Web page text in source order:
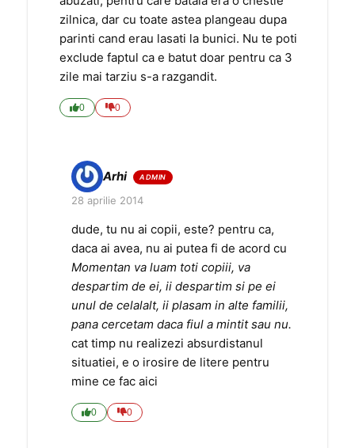
zilnica, dar cu toate astea plangeau dupa
parinti cand erau lasati la bunici. Nu te poti
exclude faptul ca e batut doar pentru ca 3
zile mai tarziu s-a razgandit.
0 0
Arhi
28 aprilie 2014
dude, tu nu ai copii, este? pentru ca,
daca ai avea, nu ai putea fi de acord cu
Momentan va luam toti copiii, va
despartim de ei, ii despartim si pe ei
unul de celalalt, ii plasam in alte familii,
pana cercetam daca fiul a mintit sau nu.
cat timp nu realizezi absurdistanul
situatiei, e o irosire de litere pentru
mine ce fac aici
0 0